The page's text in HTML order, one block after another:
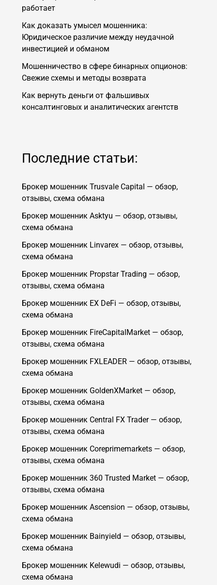
работает
Как доказать умысел мошенника:
Юридическое различие между неудачной
инвестицией и обманом
Мошенничество в сфере бинарных опционов:
Свежие схемы и методы возврата
Как вернуть деньги от фальшивых
консалтинговых и аналитических агентств
Последние статьи:
Брокер мошенник Trusvale Capital — обзор,
отзывы, схема обмана
Брокер мошенник Asktyu — обзор, отзывы,
схема обмана
Брокер мошенник Linvarex — обзор, отзывы,
схема обмана
Брокер мошенник Propstar Trading — обзор,
отзывы, схема обмана
Брокер мошенник EX DeFi — обзор, отзывы,
схема обмана
Брокер мошенник FireCapitalMarket — обзор,
отзывы, схема обмана
Брокер мошенник FXLEADER — обзор, отзывы,
схема обмана
Брокер мошенник GoldenXMarket — обзор,
отзывы, схема обмана
Брокер мошенник Central FX Trader — обзор,
отзывы, схема обмана
Брокер мошенник Coreprimemarkets — обзор,
отзывы, схема обмана
Брокер мошенник 360 Trusted Market — обзор,
отзывы, схема обмана
Брокер мошенник Ascension — обзор, отзывы,
схема обмана
Брокер мошенник Bainyield — обзор, отзывы,
схема обмана
Брокер мошенник Kelewudi — обзор, отзывы,
схема обмана